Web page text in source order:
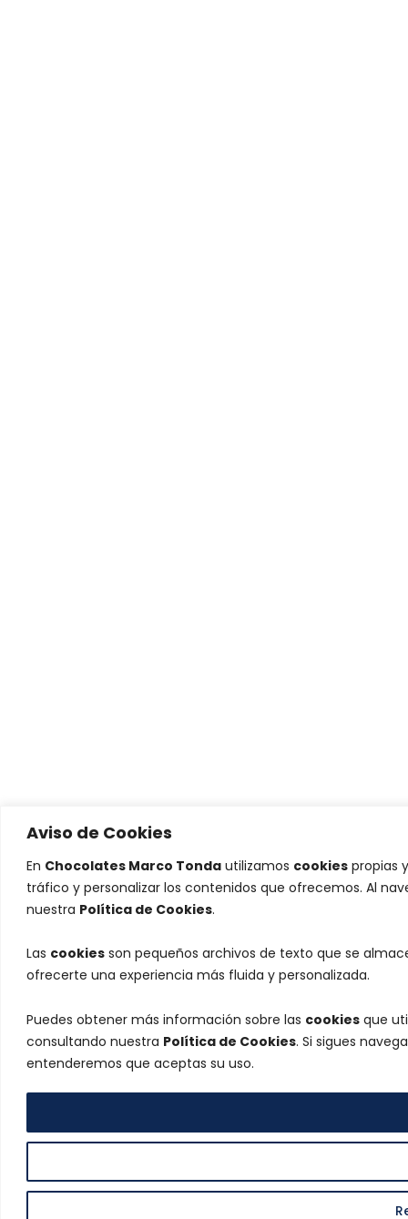
Aviso de Cookies
En Chocolates Marco Tonda utilizamos cookies propias
tráfico y personalizar los contenidos que ofrecemos. Al
nuestra Política de Cookies.
Las cookies son pequeños archivos de texto que se
ofrecerte una experiencia más fluida y personalizada.
Puedes obtener más información sobre las cookies que
consultando nuestra Política de Cookies. Si sigues
entenderemos que aceptas su uso.